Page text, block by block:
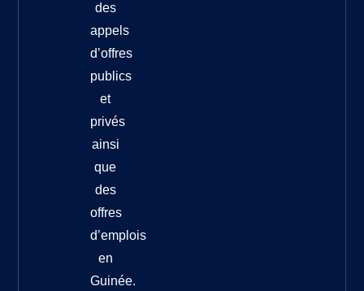
des
appels
d’offres
publics
et
privés
ainsi
que
des
offres
d’emplois
en
Guinée.